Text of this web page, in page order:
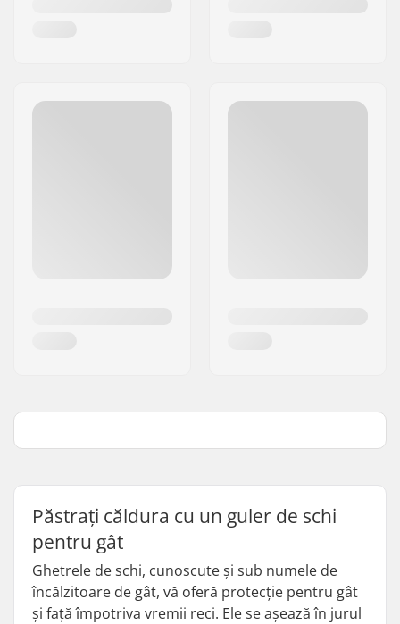
Păstrați căldura cu un guler de schi
pentru gât
Ghetrele de schi, cunoscute și sub numele de
încălzitoare de gât, vă oferă protecție pentru gât
și față împotriva vremii reci. Ele se așează în jurul